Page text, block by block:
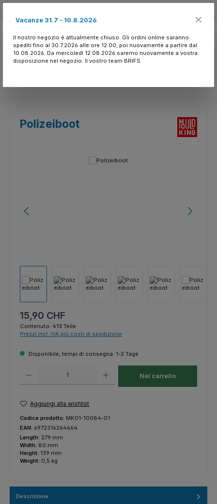
Polizeiboot
Prezzo normale:
15,90 CHF
Contenuto: 413 Teile
Prezzi incl. IVA più costi di spedizione
Disponibile, tempi di consegna: 1-2 Tage
Nel carrello
Aggiungi alla wishlist
Codice prodotto: MK01-10084-01
EAN: 6972316264664
Length: 279 mm
Width: 80 mm
Height: 139 mm
Weight: 0,5 kg
Descrizione
Vacanze 31.7 - 10.8.2026
Il nostro negozio è attualmente chiuso. Gli ordini online saranno
spediti fino al 30.7.2026 alle ore 12:00, poi nuovamente a partire dal
10.08.2026. Da mercoledì 12.08.2026 saremo nuovamente a vostra
disposizione nel negozio. Il vostro team BRIFS